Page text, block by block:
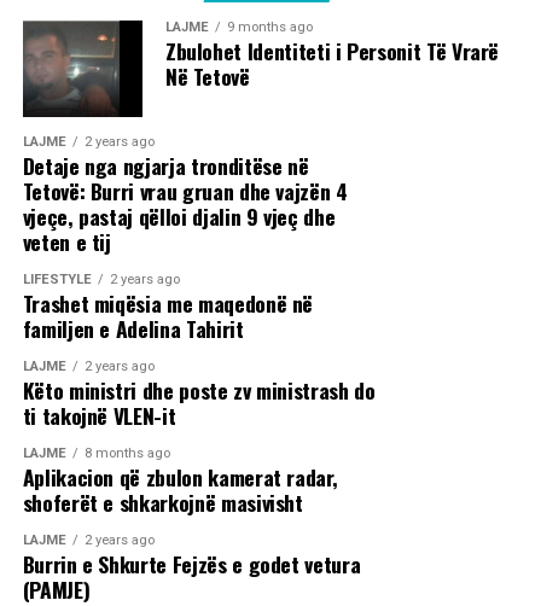
LAJME 9 months ago
Zbulohet Identiteti i Personit Të Vrarë
Në Tetovë
LAJME 2 years ago
Detaje nga ngjarja tronditëse në
Tetovë: Burri vrau gruan dhe vajzën 4
vjeçe, pastaj qëlloi djalin 9 vjeç dhe
veten e tij
LIFESTYLE 2 years ago
Trashet miqësia me maqedonë në
familjen e Adelina Tahirit
LAJME 2 years ago
Këto ministri dhe poste zv ministrash do
ti takojnë VLEN-it
LAJME 8 months ago
Aplikacion që zbulon kamerat radar,
shoferët e shkarkojnë masivisht
LAJME 2 years ago
Burrin e Shkurte Fejzës e godet vetura
(PAMJE)